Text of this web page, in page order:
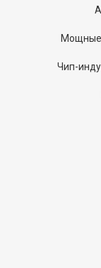
Мощные
Чип-